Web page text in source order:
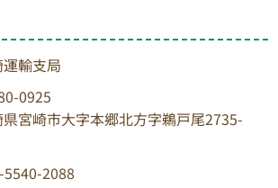
輸支局
0925
県宮崎市大字本郷北方字鵜戸尾2735-
2088